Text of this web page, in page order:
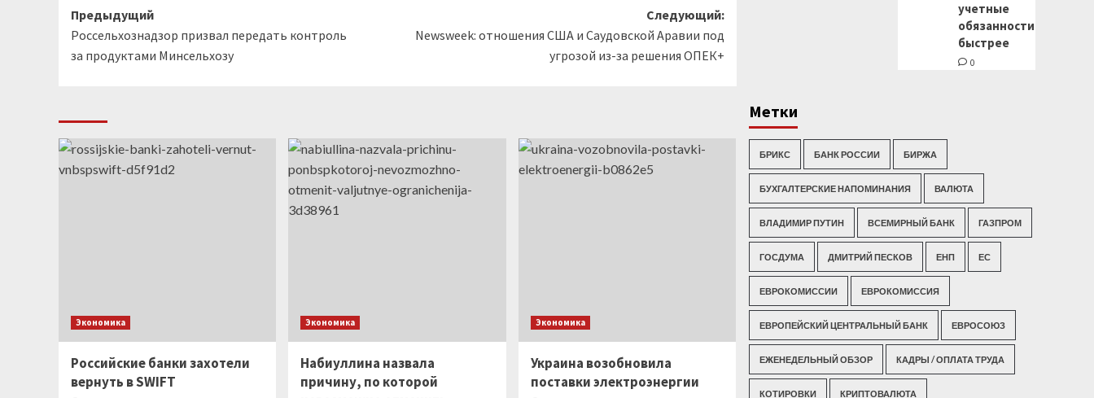
Навигация
записи
Предыдущий
Россельхознадзор призвал передать контроль
за продуктами Минсельхозу
Следующий:
Newsweek: отношения США и Саудовской Аравии под
угрозой из-за решения ОПЕК+
Экономика
Российские банки захотели
вернуть в SWIFT
Экономика
Набиуллина назвала
причину, по которой
Экономика
Украина возобновила
поставки электроэнергии
учетные
обязанности
быстрее
0
Метки
БРИКС БАНК РОССИИ БИРЖА
БУХГАЛТЕРСКИЕ НАПОМИНАНИЯ ВАЛЮТА
ВЛАДИМИР ПУТИН ВСЕМИРНЫЙ БАНК ГАЗПРОМ
ГОСДУМА ДМИТРИЙ ПЕСКОВ ЕНП ЕС
ЕВРОКОМИССИИ ЕВРОКОМИССИЯ
ЕВРОПЕЙСКИЙ ЦЕНТРАЛЬНЫЙ БАНК ЕВРОСОЮЗ
ЕЖЕНЕДЕЛЬНЫЙ ОБЗОР КАДРЫ / ОПЛАТА ТРУДА
КОТИРОВКИ КРИПТОВАЛЮТА